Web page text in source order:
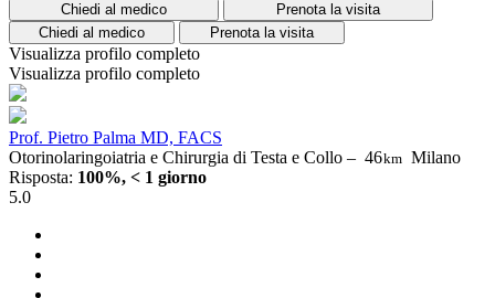
Chiedi al medico
Prenota la visita
Chiedi al medico
Prenota la visita
Visualizza profilo completo
Visualizza profilo completo
Prof. Pietro Palma MD, FACS
Otorinolaringoiatria e Chirurgia di Testa e Collo – 46km Milano
Risposta: 100%, < 1 giorno
5.0